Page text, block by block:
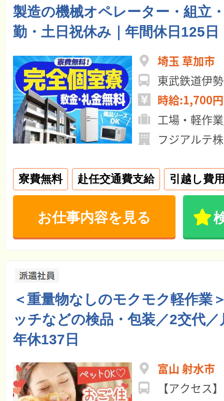
製造の機械オペレーター・組立
勤・土日祝休み｜年間休日125日
埼玉 草加市
時給:1,700
工場・軽作
フジアルテ
寮費無料 赴任交通費支給 引越し費
お仕事内容を見る
＜重量物なしのモクモク軽作業
ッチなどの検品・包装／2交代
年休137日
富山 射水市
【アクセ